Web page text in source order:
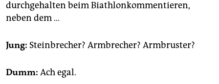
durchgehalten beim Biathlonkommentieren,
neben dem …
Jung: Steinbrecher? Armbrecher? Armbruster?
Dumm: Ach egal.